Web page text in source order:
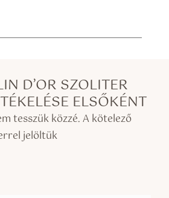
D’OR SZOLITER
ELSŐKÉNT
tesszük közzé.A kötelező
jelöltük